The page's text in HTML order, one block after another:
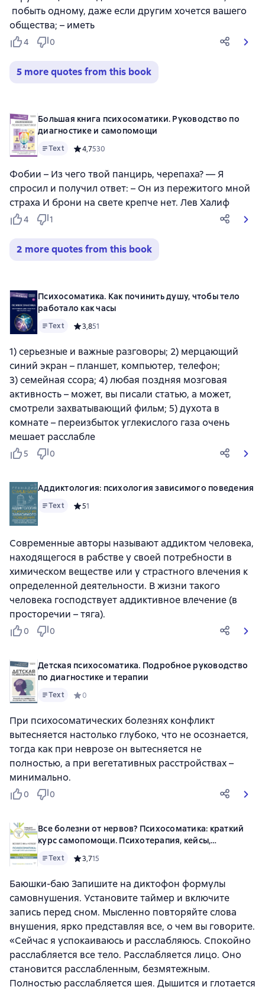
побыть одному, даже если другим хочется вашего
общества; – иметь
4 0
5 more quotes from this book
Большая книга психосоматики. Руководство по
диагностике и самопомощи
Text Средний рейтинг 4,7 на основе 530 оценок
4,7530
Фобии – Из чего твой панцирь, черепаха? — Я
спросил и получил ответ: – Он из пережитого мной
страха И брони на свете крепче нет. Лев Халиф
4 1
2 more quotes from this book
Психосоматика. Как починить душу, чтобы тело
работало как часы
Text Средний рейтинг 3,8 на основе 51 оценок
3,851
1) серьезные и важные разговоры; 2) мерцающий
синий экран – планшет, компьютер, телефон;
3) семейная ссора; 4) любая поздняя мозговая
активность – может, вы писали статью, а может,
смотрели захватывающий фильм; 5) духота в
комнате – переизбыток углекислого газа очень
мешает расслабле
5 0
Аддиктология: психология зависимого поведения
Text Средний рейтинг 5 на основе 1 оценок
51
Современные авторы называют аддиктом человека,
находящегося в рабстве у своей потребности в
химическом веществе или у страстного влечения к
определенной деятельности. В жизни такого
человека господствует аддиктивное влечение (в
просторечии – тяга).
0 0
Детская психосоматика. Подробное руководство
по диагностике и терапии
Text Средний рейтинг 0 на основе 0 оценок
0
При психосоматических болезнях конфликт
вытесняется настолько глубоко, что не осознается,
тогда как при неврозе он вытесняется не
полностью, а при вегетативных расстройствах –
минимально.
0 0
Все болезни от нервов? Психосоматика: краткий
курс самопомощи. Психотерапия, кейсы,
Text Средний рейтинг 3,7 на основе 15 оценок
3,715
Баюшки-баю Запишите на диктофон формулы
самовнушения. Установите таймер и включите
запись перед сном. Мысленно повторяйте слова
внушения, ярко представляя все, о чем вы говорите.
«Сейчас я успокаиваюсь и расслабляюсь. Спокойно
расслабляется все тело. Расслабляется лицо. Оно
становится расслабленным, безмятежным.
Полностью расслабляется шея. Дышится и глотается